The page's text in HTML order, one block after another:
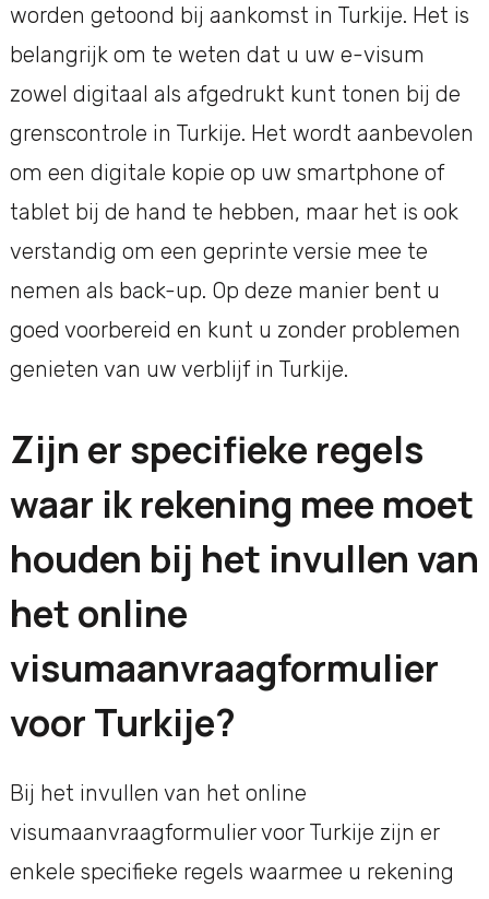
worden getoond bij aankomst in Turkije. Het is
belangrijk om te weten dat u uw e-visum
zowel digitaal als afgedrukt kunt tonen bij de
grenscontrole in Turkije. Het wordt aanbevolen
om een digitale kopie op uw smartphone of
tablet bij de hand te hebben, maar het is ook
verstandig om een geprinte versie mee te
nemen als back-up. Op deze manier bent u
goed voorbereid en kunt u zonder problemen
genieten van uw verblijf in Turkije.
Zijn er specifieke regels
waar ik rekening mee moet
houden bij het invullen van
het online
visumaanvraagformulier
voor Turkije?
Bij het invullen van het online
visumaanvraagformulier voor Turkije zijn er
enkele specifieke regels waarmee u rekening